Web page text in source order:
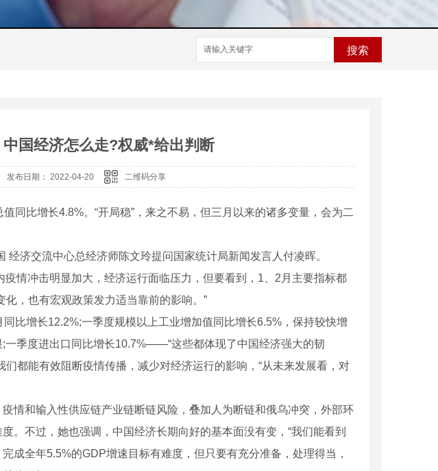
搜索
国经济怎么走?权威*给出判断
发布日期： 2022-04-20 二维码分享
同比增长4.8%。“开局稳”，来之不易，但三月以来的诸多变量，会为二
经济交流中心总经济师陈文玲提问国家统计局新闻发言人付凌晖。
情冲击明显加大，经济运行面临压力，但要看到，1、2月主要指标都
，也有宏观政策发力适当靠前的影响。”
比增长12.2%;一季度规模以上工业增加值同比增长6.5%，保持较快增
一季度进出口同比增长10.7%——“这些都体现了中国经济强大的韧
都能有效阻断疫情传播，减少对经济运行的影响，“从未来发展看，对
情和输入性供应链产业链断链风险，叠加人为断链和俄乌冲突，外部环
。不过，她也强调，中国经济长期向好的基本面没有变，“我们能看到
成全年5.5%的GDP增速目标有难度，但只要有充分准备，处理得当，